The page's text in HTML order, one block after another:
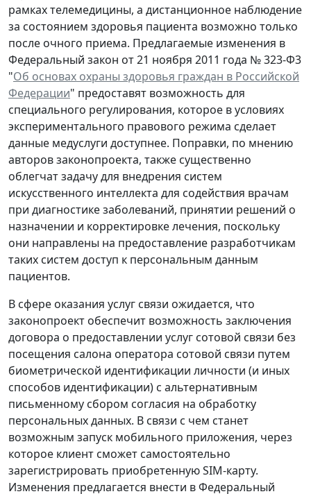
рамках телемедицины, а дистанционное наблюдение
за состоянием здоровья пациента возможно только
после очного приема. Предлагаемые изменения в
Федеральный закон от 21 ноября 2011 года № 323-Ф3
"Об основах охраны здоровья граждан в Российской
Федерации" предоставят возможность для
специального регулирования, которое в условиях
экспериментального правового режима сделает
данные медуслуги доступнее. Поправки, по мнению
авторов законопроекта, также существенно
облегчат задачу для внедрения систем
искусственного интеллекта для содействия врачам
при диагностике заболеваний, принятии решений о
назначении и корректировке лечения, поскольку
они направлены на предоставление разработчикам
таких систем доступ к персональным данным
пациентов.
В сфере оказания услуг связи ожидается, что
законопроект обеспечит возможность заключения
договора о предоставлении услуг сотовой связи без
посещения салона оператора сотовой связи путем
биометрической идентификации личности (и иных
способов идентификации) с альтернативным
письменному сбором согласия на обработку
персональных данных. В связи с чем станет
возможным запуск мобильного приложения, через
которое клиент сможет самостоятельно
зарегистрировать приобретенную SIM-карту.
Изменения предлагается внести в Федеральный